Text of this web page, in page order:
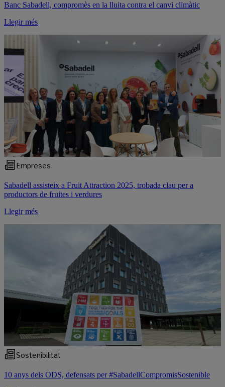
Banc Sabadell, compromès en la lluita contra el canvi climàtic
Llegir més
Empreses
Sabadell assisteix a Fruit Attraction 2025, trobada clau per a
productors de fruites i verdures
Llegir més
Sostenibilitat
10 anys dels ODS, defensats per #SabadellCompromisSostenible